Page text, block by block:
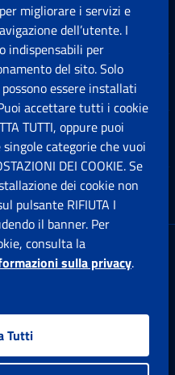
il Grande, 21
migliorare i servizi e
dell’utente. I
indispensabili per
del sito. Solo
essere installati
accettare tutti i cookie
TUTTI, oppure puoi
categorie che vuoi
DEI COOKIE. Se
dei cookie non
pulsante RIFIUTA I
il banner. Per
consulta la
sulla privacy.
Tutti